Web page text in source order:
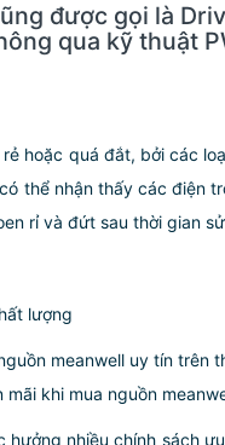
được gọi là
qua kỹ thuật
hoặc quá đắt, bởi các
thể nhận thấy các điện
rỉ và đứt sau thời gian
lượng
meanwell uy tín trên
khi mua nguồn
hưởng nhiều chính sách